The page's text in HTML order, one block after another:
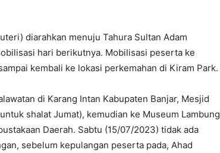
diarahkan menuju Tahura Sultan Adam
hari berikutnya. Mobilisasi peserta ke
kembali ke lokasi perkemahan di Kiram Park.
di Karang Intan Kabupaten Banjar, Mesjid
shalat Jumat), kemudian ke Museum Lambung
Daerah. Sabtu (15/07/2023) tidak ada
sebelum kepulangan peserta pada, Ahad